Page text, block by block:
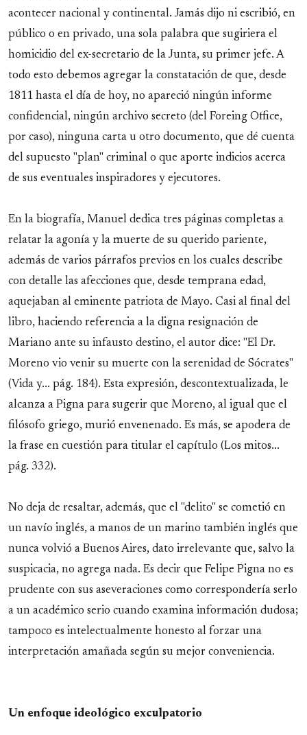
acontecer nacional y continental. Jamás dijo ni escribió, en
público o en privado, una sola palabra que sugiriera el
homicidio del ex-secretario de la Junta, su primer jefe. A
todo esto debemos agregar la constatación de que, desde
1811 hasta el día de hoy, no apareció ningún informe
confidencial, ningún archivo secreto (del Foreing Office,
por caso), ninguna carta u otro documento, que dé cuenta
del supuesto "plan" criminal o que aporte indicios acerca
de sus eventuales inspiradores y ejecutores.
En la biografía, Manuel dedica tres páginas completas a
relatar la agonía y la muerte de su querido pariente,
además de varios párrafos previos en los cuales describe
con detalle las afecciones que, desde temprana edad,
aquejaban al eminente patriota de Mayo. Casi al final del
libro, haciendo referencia a la digna resignación de
Mariano ante su infausto destino, el autor dice: "El Dr.
Moreno vio venir su muerte con la serenidad de Sócrates"
(Vida y... pág. 184). Esta expresión, descontextualizada, le
alcanza a Pigna para sugerir que Moreno, al igual que el
filósofo griego, murió envenenado. Es más, se apodera de
la frase en cuestión para titular el capítulo (Los mitos...
pág. 332).
No deja de resaltar, además, que el "delito" se cometió en
un navío inglés, a manos de un marino también inglés que
nunca volvió a Buenos Aires, dato irrelevante que, salvo la
suspicacia, no agrega nada. Es decir que Felipe Pigna no es
prudente con sus aseveraciones como correspondería serlo
a un académico serio cuando examina información dudosa;
tampoco es intelectualmente honesto al forzar una
interpretación amañada según su mejor conveniencia.
Un enfoque ideológico exculpatorio